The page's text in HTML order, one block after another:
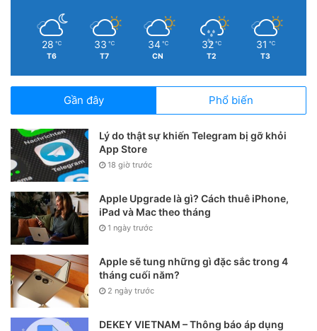
28 ℃
T6
33 ℃
T7
34 ℃
CN
32 ℃
T2
31 ℃
T3
Gần đây Phổ biến
Lý do thật sự khiến Telegram bị gỡ khỏi
App Store
18 giờ trước
Apple Upgrade là gì? Cách thuê iPhone,
iPad và Mac theo tháng
1 ngày trước
Apple sẽ tung những gì đặc sắc trong 4
tháng cuối năm?
2 ngày trước
DEKEY VIETNAM – Thông báo áp dụng